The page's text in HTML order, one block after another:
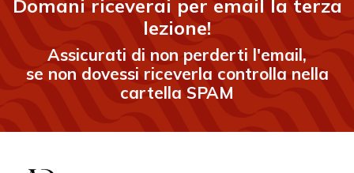
Domani riceverai per email la terza
lezione!
Assicurati di non perderti l'email,
se non dovessi riceverla controlla nella
cartella SPAM